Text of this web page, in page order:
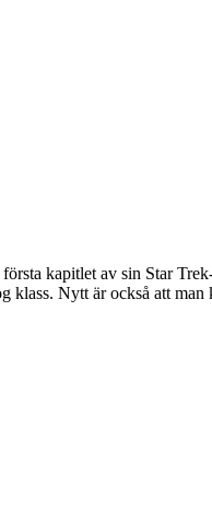
kapitlet av sin Star
Nytt är också att